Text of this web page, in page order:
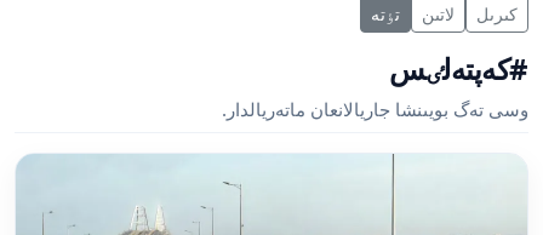
كىرىل لاتىن تٶتە
#كەپتەلٸس
وسى تەگ بويىنشا جاريالانعان ماتەريالدار.